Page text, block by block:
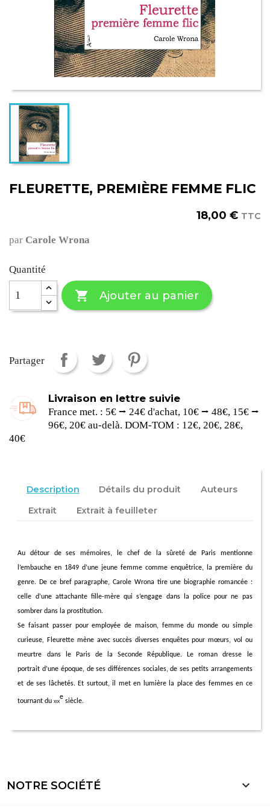
FLEURETTE, PREMIÈRE FEMME FLIC
18,00 € TTC
par Carole Wrona
Quantité
 Ajouter au panier
Partager
Livraison en lettre suivie
France met. : 5€ ⭢ 24€ d'achat, 10€ ⭢ 48€, 15€ ⭢
96€, 20€ au-delà. DOM-TOM : 12€, 20€, 28€,
40€
Description Détails du produit
Auteurs
Extrait
Extrait à feuilleter
Au détour de ses mémoires, le chef de la sûreté de Paris mentionne
l’embauche en 1849 d’une jeune femme comme enquêtrice, la première du
genre. De ce bref paragraphe, Carole Wrona tire une biographie romancée :
celle d’une attachante fille-mère qui s’engage dans la police pour ne pas
sombrer dans la prostitution.
Se faisant passer pour employée de maison, femme du monde ou simple
curieuse, Fleurette mène avec succès diverses enquêtes pour mœurs, vol ou
meurtre dans le Paris de la Seconde République. Le roman dresse le
portrait d’une époque, de ses différences sociales, de ses petits arrangements
et de ses lâchetés. Et surtout, il met en lumière la place des femmes en ce
tournant duxix
e
siècle.
NOTRE SOCIÉTÉ 